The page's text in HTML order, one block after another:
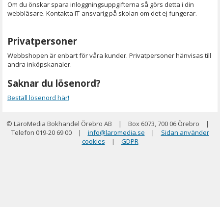
Om du önskar spara inloggningsuppgifterna så görs detta i din
webbläsare. Kontakta IT-ansvarig på skolan om det ej fungerar.
Privatpersoner
Webbshopen är enbart för våra kunder. Privatpersoner hänvisas till
andra inköpskanaler.
Saknar du lösenord?
Beställ lösenord här!
© LäroMedia Bokhandel Örebro AB | Box 6073, 700 06 Örebro
|
Telefon 019-20 69 00
| info@laromedia.se |
Sidan använder
cookies
| GDPR